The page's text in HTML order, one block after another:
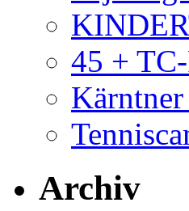
45 +
Archiv